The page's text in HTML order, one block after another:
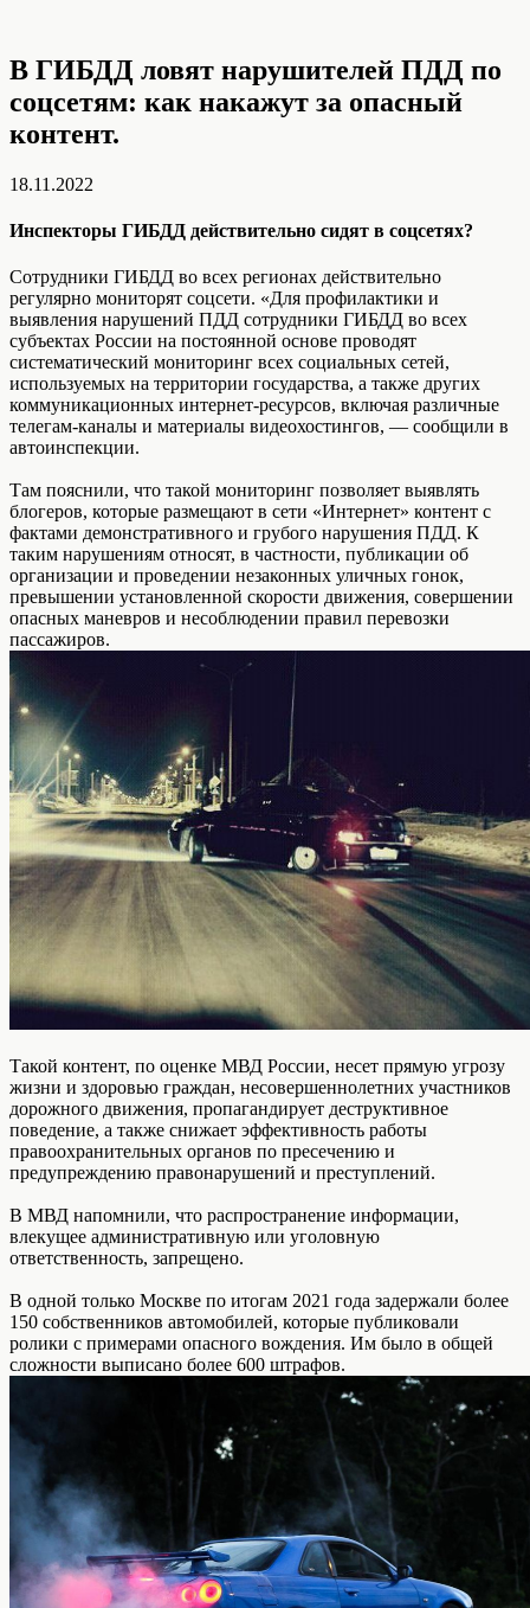
В ГИБДД ловят нарушителей ПДД по
соцсетям: как накажут за опасный
контент.
18.11.2022
Инспекторы ГИБДД действительно сидят в соцсетях?
Сотрудники ГИБДД во всех регионах действительно
регулярно мониторят соцсети. «Для профилактики и
выявления нарушений ПДД сотрудники ГИБДД во всех
субъектах России на постоянной основе проводят
систематический мониторинг всех социальных сетей,
используемых на территории государства, а также других
коммуникационных интернет-ресурсов, включая различные
телегам-каналы и материалы видеохостингов, — сообщили в
автоинспекции.
Там пояснили, что такой мониторинг позволяет выявлять
блогеров, которые размещают в сети «Интернет» контент с
фактами демонстративного и грубого нарушения ПДД. К
таким нарушениям относят, в частности, публикации об
организации и проведении незаконных уличных гонок,
превышении установленной скорости движения, совершении
опасных маневров и несоблюдении правил перевозки
пассажиров.
Такой контент, по оценке МВД России, несет прямую угрозу
жизни и здоровью граждан, несовершеннолетних участников
дорожного движения, пропагандирует деструктивное
поведение, а также снижает эффективность работы
правоохранительных органов по пресечению и
предупреждению правонарушений и преступлений.
В МВД напомнили, что распространение информации,
влекущее административную или уголовную
ответственность, запрещено.
В одной только Москве по итогам 2021 года задержали более
150 собственников автомобилей, которые публиковали
ролики с примерами опасного вождения. Им было в общей
сложности выписано более 600 штрафов.